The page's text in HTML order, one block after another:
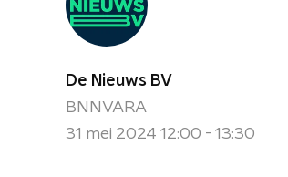
De Nieuws BV
BNNVARA
31 mei 2024 12:00 - 13:30